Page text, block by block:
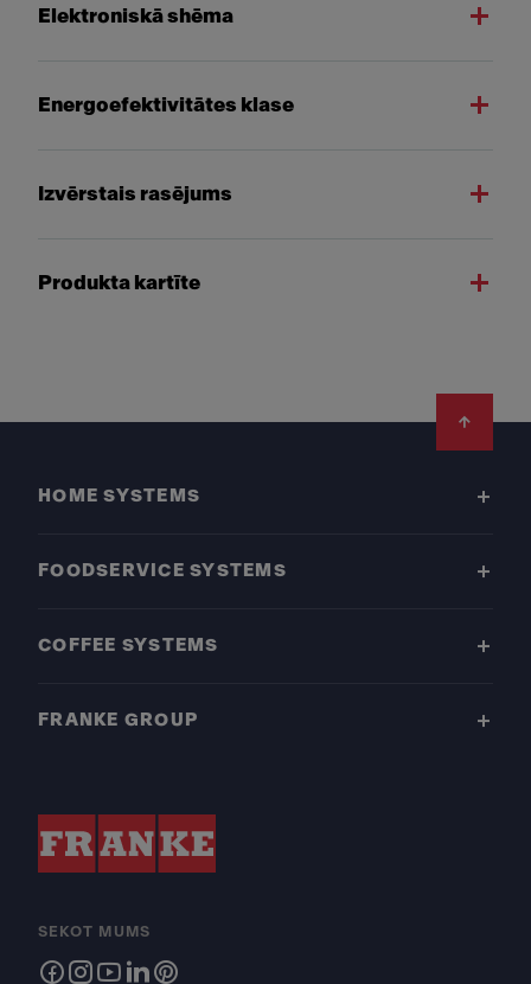
Elektroniskā shēma
Energoefektivitātes klase
Izvērstais rasējums
Produkta kartīte
HOME SYSTEMS
FOODSERVICE SYSTEMS
COFFEE SYSTEMS
FRANKE GROUP
SEKOT MUMS